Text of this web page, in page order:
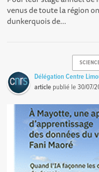
venus de toute la région
dunkerquois de...
Délégation Centre
article publié le30/07/